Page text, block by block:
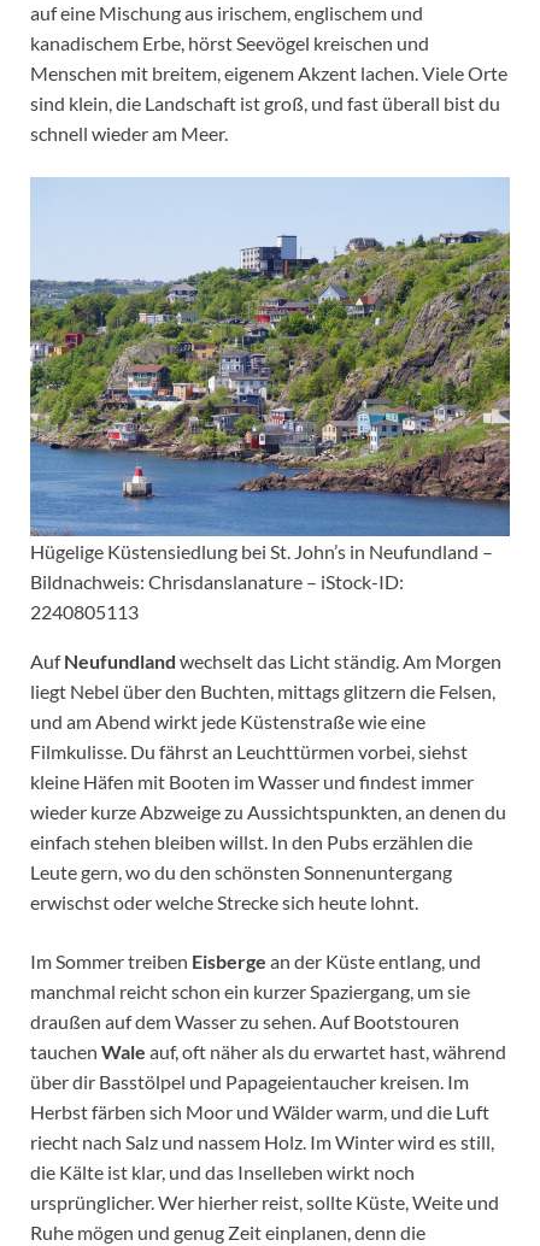
auf eine Mischung aus irischem, englischem und
kanadischem Erbe, hörst Seevögel kreischen und
Menschen mit breitem, eigenem Akzent lachen. Viele Orte
sind klein, die Landschaft ist groß, und fast überall bist du
schnell wieder am Meer.
Hügelige Küstensiedlung bei St. John’s in Neufundland –
Bildnachweis: Chrisdanslanature – iStock-ID:
2240805113
AufNeufundland wechselt das Licht ständig. Am Morgen
liegt Nebel über den Buchten, mittags glitzern die Felsen,
und am Abend wirkt jede Küstenstraße wie eine
Filmkulisse. Du fährst an Leuchttürmen vorbei, siehst
kleine Häfen mit Booten im Wasser und findest immer
wieder kurze Abzweige zu Aussichtspunkten, an denen du
einfach stehen bleiben willst. In den Pubs erzählen die
Leute gern, wo du den schönsten Sonnenuntergang
erwischst oder welche Strecke sich heute lohnt.
Im Sommer treiben Eisberge an der Küste entlang, und
manchmal reicht schon ein kurzer Spaziergang, um sie
draußen auf dem Wasser zu sehen. Auf Bootstouren
tauchen Wale auf, oft näher als du erwartet hast, während
über dir Basstölpel und Papageientaucher kreisen. Im
Herbst färben sich Moor und Wälder warm, und die Luft
riecht nach Salz und nassem Holz. Im Winter wird es still,
die Kälte ist klar, und das Inselleben wirkt noch
ursprünglicher. Wer hierher reist, sollte Küste, Weite und
Ruhe mögen und genug Zeit einplanen, denn die